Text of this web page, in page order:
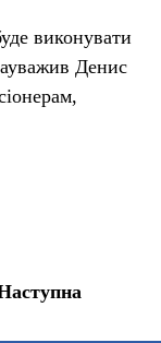
виконувати
Денис